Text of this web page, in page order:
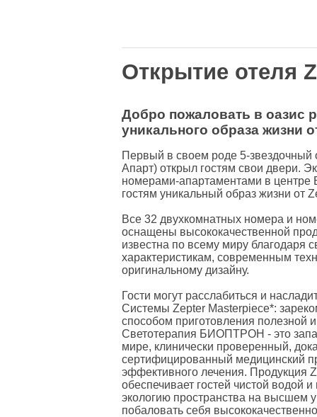
Открытие отеля
Добро пожаловать в оазис
уникального образа жизни
Первый в своем роде 5-звездочный
Апарт) открыл гостям свои двери.
номерами-апартаментами в центре
гостям уникальный образ жизни от
Все 32 двухкомнатных номера и
оснащены высококачественной
известна по всему миру благодаря
характеристикам, современным
оригинальному дизайну.
Гости могут расслабиться и
Системы Zepter Masterpiece*:
способом приготовления полезной
Светотерапия БИОПТРОН - это
мире, клинически проверенный,
сертифицированный медицинский
эффективного лечения. Продукция
обеспечивает гостей чистой водой
экологию пространства на высшем
побаловать себя